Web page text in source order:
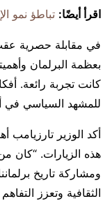
اقرأ أيضًا: تباطؤ نمو
في مقابلة حصرية
بعظمة البرلمان
كانت تجربة رائعة.
للمشهد السياسي في
أكد الوزير تارزيامب
هذه الزيارات. “كان
ومشاركة تاريخ
الثقافية وتعزز التفاهم